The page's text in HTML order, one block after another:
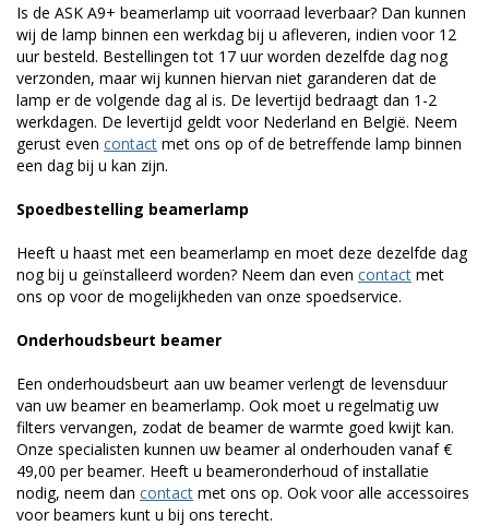
Is de ASK A9+ beamerlamp uit voorraad leverbaar? Dan kunnen
wij de lamp binnen een werkdag bij u afleveren, indien voor 12
uur besteld. Bestellingen tot 17 uur worden dezelfde dag nog
verzonden, maar wij kunnen hiervan niet garanderen dat de
lamp er de volgende dag al is. De levertijd bedraagt dan 1-2
werkdagen. De levertijd geldt voor Nederland en België. Neem
gerust even contact met ons op of de betreffende lamp binnen
een dag bij u kan zijn.
Spoedbestelling beamerlamp
Heeft u haast met een beamerlamp en moet deze dezelfde dag
nog bij u geïnstalleerd worden? Neem dan even contact met
ons op voor de mogelijkheden van onze spoedservice.
Onderhoudsbeurt beamer
Een onderhoudsbeurt aan uw beamer verlengt de levensduur
van uw beamer en beamerlamp. Ook moet u regelmatig uw
filters vervangen, zodat de beamer de warmte goed kwijt kan.
Onze specialisten kunnen uw beamer al onderhouden vanaf €
49,00 per beamer. Heeft u beameronderhoud of installatie
nodig, neem dan contact met ons op. Ook voor alle accessoires
voor beamers kunt u bij ons terecht.